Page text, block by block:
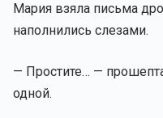
Мария взяла письма
наполнились слезами.
— Простите… —
одной.